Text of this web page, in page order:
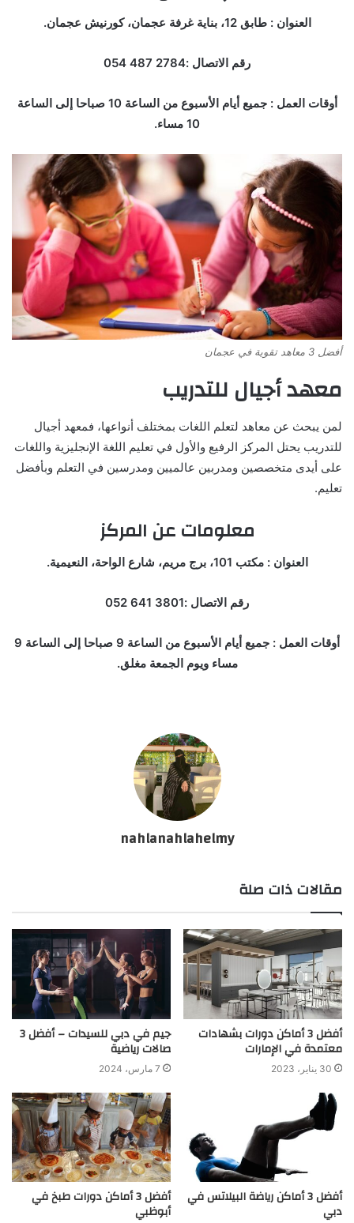
العنوان : طابق 12، بناية غرفة عجمان، كورنيش عجمان.
رقم الاتصال :2784 487 054
أوقات العمل : جميع أيام الأسبوع من الساعة 10 صباحا إلى الساعة
10 مساء.
أفضل 3 معاهد تقوية في عجمان
معهد أجيال للتدريب
لمن يبحث عن معاهد لتعلم اللغات بمختلف أنواعها، فمعهد أجيال
للتدريب يحتل المركز الرفيع والأول في تعليم اللغة الإنجليزية واللغات
على أيدى متخصصين ومدربين عالميين ومدرسين في التعلم وبأفضل
تعليم.
معلومات عن المركز
العنوان : مكتب 101‎، برج مريم، شارع الواحة، النعيمية.
رقم الاتصال :3801 641 052
أوقات العمل : جميع أيام الأسبوع من الساعة 9 صباحا إلى الساعة 9
مساء ويوم الجمعة مغلق.
nahlanahlahelmy
مقالات ذات صلة
أفضل 3 أماكن دورات بشهادات
معتمدة في الإمارات
30 يناير، 2023
جيم في دبي للسيدات – أفضل 3
صالات رياضية
7 مارس، 2024
أفضل 3 أماكن رياضة البيلاتس في
دبي
أفضل 3 أماكن دورات طبخ في
أبوظبي